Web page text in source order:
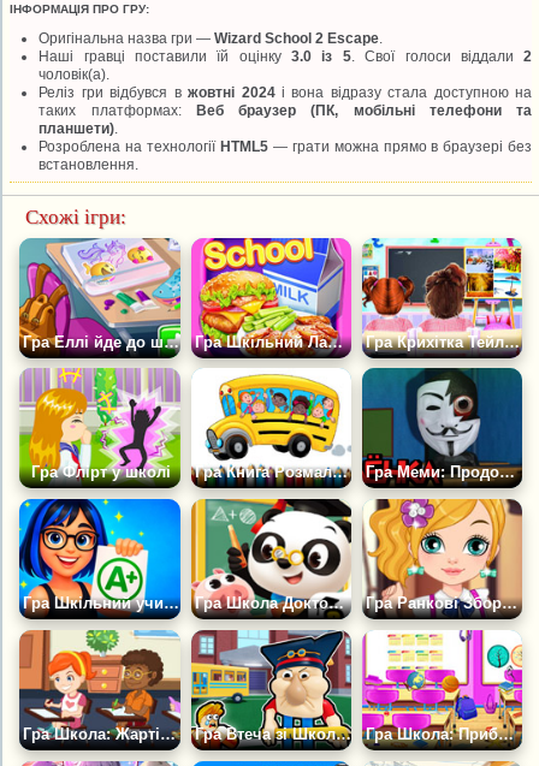
ІНФОРМАЦІЯ ПРО ГРУ:
Оригінальна назва гри —Wizard School 2 Escape
Наші гравці поставили їй оцінку3.0 із 5. Свої голоси віддали2
чоловік(а).
Реліз гри відбувся вжовтні 2024і вона відразу стала доступною на
таких платформах: Веб браузер (ПК, мобільні телефони та
планшети)
Розроблена на технології HTML5— грати можна прямо в браузері без
встановлення.
Схожі ігри:
Гра Еллі йде до школи Гра Шкільний Ланч-бокс Гра Крихітка Тейлор Вивчає Пори Року
Гра Флірт у школі Гра Книга Розмальовок: Шкільний Автобус Гра Меми: Продовження
Гра Шкільний учитель Гра Школа Доктора Панди Гра Ранкові Збори До Школи
Гра Школа: Жартівник у Класі Гра Втеча зі Школи: Учитель Зануда Гра Школа: Прибирання в брудному класі